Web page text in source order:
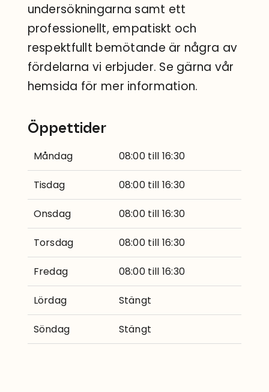
undersökningarna samt ett
professionellt, empatiskt och
respektfullt bemötande är några av
fördelarna vi erbjuder. Se gärna vår
hemsida för mer information.
Öppettider
Måndag 08:00 till 16:30
Tisdag 08:00 till 16:30
Onsdag 08:00 till 16:30
Torsdag 08:00 till 16:30
Fredag 08:00 till 16:30
Lördag Stängt
Söndag Stängt